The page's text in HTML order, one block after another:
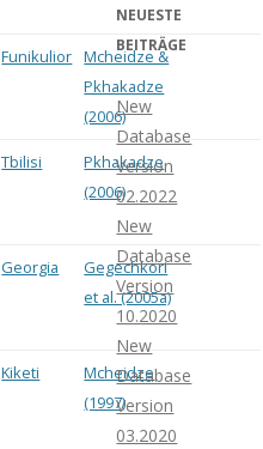
Funikulior Mcheidze &
Pkhakadze
(2006)
Tbilisi
Pkhakadze
(2006)
Georgia
Gegechkori
et al. (2005a)
Kiketi
Mcheidze
(1997)
NEUESTE
BEITRÄGE
New
Database
Version
02.2022
New
Database
Version
10.2020
New
Database
Version
03.2020